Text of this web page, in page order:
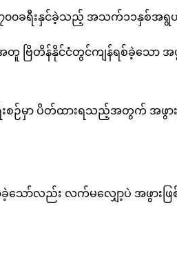
၇၀၀ခရီးနှင်ခဲ့သည့် အသက်၁၁နှစ်အရွ
တိန်နိုင်ငံတွင်ကျန်ရစ်ခဲ့သော အဖွ
ဉ်မှာ ပိတ်ထားရသည့်အတွက် အဖွား
ခဲ့သော်လည်း လက်မလျှော့ပဲ အဖွာ